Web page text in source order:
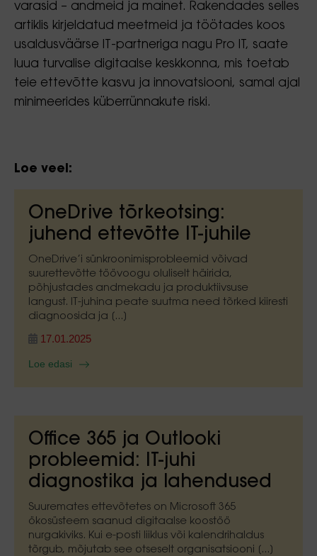
varasid – andmeid ja mainet. Rakendades selles
artiklis kirjeldatud meetmeid ja töötades koos
usaldusväärse IT-partneriga nagu Pro IT, saate
luua turvalise digitaalse keskkonna, mis toetab
teie ettevõtte kasvu ja innovatsiooni, samal ajal
minimeerides küberrünnakute riski.
Loe veel:
OneDrive tõrkeotsing:
juhend ettevõtte IT-juhile
OneDrive’i sünkroonimisprobleemid võivad
suurettevõtte töövoogu oluliselt häirida,
põhjustades andmekadu ja produktiivsuse
langust. IT-juhina peate suutma need tõrked kiiresti
diagnoosida ja [...]
17.01.2025
Loe edasi
Office 365 ja Outlooki
probleemid: IT-juhi
diagnostika ja lahendused
Suuremates ettevõtetes on Microsoft 365
ökosüsteem saanud digitaalse koostöö
nurgakiviks. Kui e-posti liiklus või kalendrihaldus
tõrgub, mõjutab see otseselt organisatsiooni [...]